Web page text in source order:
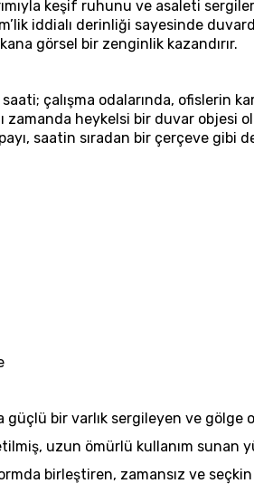
keşif ruhunu ve asaleti
iddialı derinliği sayesinde
görsel bir zenginlik kazandırır.
çalışma odalarında, ofislerin
zamanda heykelsi bir duvar
saatin sıradan bir çerçeve gibi
bir varlık sergileyen ve gölge
uzun ömürlü kullanım sunan
birleştiren, zamansız ve seçkin